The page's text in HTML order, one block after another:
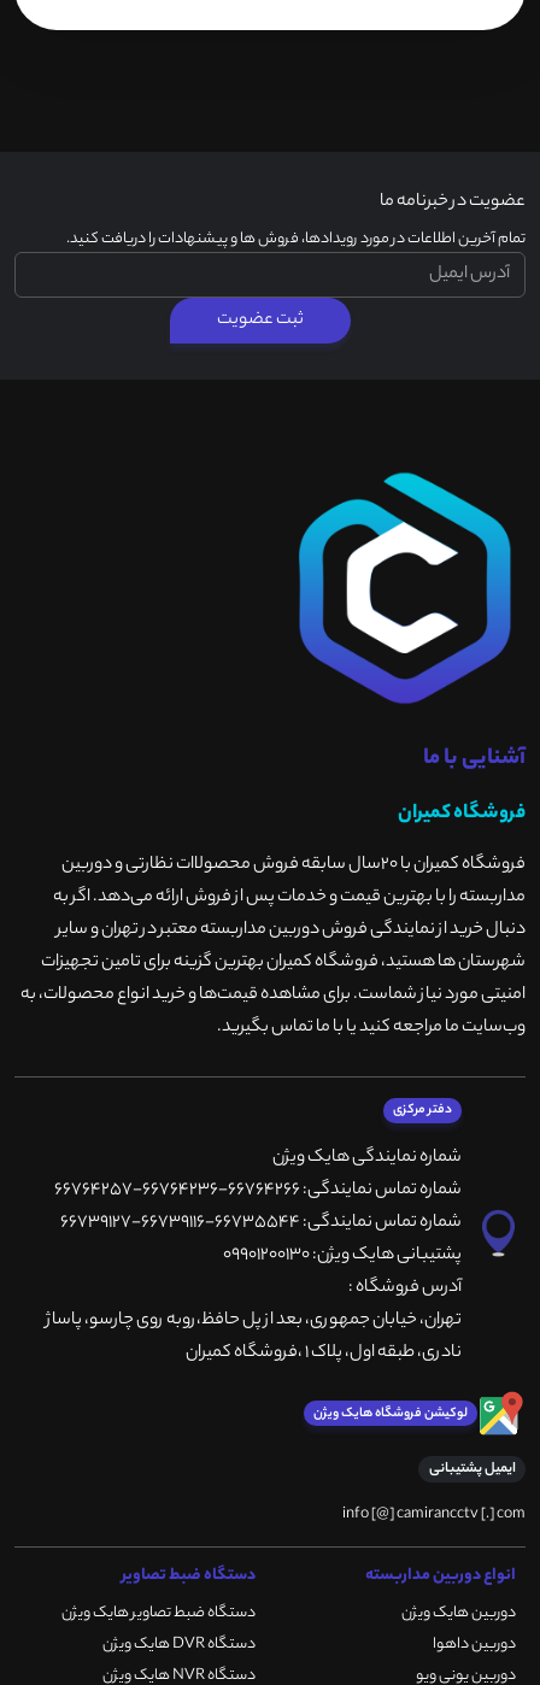
عضویت در خبرنامه ما
تمام آخرین اطلاعات در مورد رویدادها، فروش ها و پیشنهادات را دریافت کنید.
ثبت عضویت
آشنایی با ما
فروشگاه کمیران
فروشگاه کمیران با ۲۰سال سابقه فروش محصولاات نظارتی و دوربین
مداربسته را با بهترین قیمت و خدمات پس از فروش ارائه می‌دهد. اگر به
دنبال خرید از نمایندگی فروش دوربین مداربسته معتبر در تهران و سایر
شهرستان ها هستید، فروشگاه کمیران بهترین گزینه برای تامین تجهیزات
امنیتی مورد نیاز شماست. برای مشاهده قیمت‌ها و خرید انواع محصولات، به
وب‌سایت ما مراجعه کنید یا با ما تماس بگیرید.
دفتر مرکزی
شماره نمایندگی هایک ویژن
شماره تماس نمایندگی: 66764266-66764236-66764257
شماره تماس نمایندگی: 66735544-66739116-66739127
پشتیبانی هایک ویژن: 09901200130
آدرس فروشگاه :
تهران، خيابان جمهوری، بعد از پل حافظ،روبه روی چارسو، پاساژ
نادری، طبقه اول، پلاک 1 ،فروشگاه کمیران
لوکیشن فروشگاه هایک ویژن
ایمیل پشتیبانی
info [@] camirancctv [.] com
انواع دوربین مداربسته
دوربین هایک ویژن
دوربین داهوا
دوربین یونی ویو
دستگاه ضبط تصاویر
دستگاه ضبط تصاویر هایک ویژن
دستگاه DVR هایک ویژن
دستگاه NVR هایک ویژن